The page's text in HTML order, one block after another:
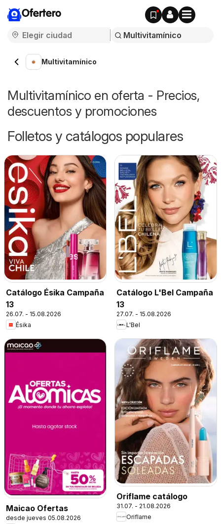
Ofertero
Multivitamínico
Multivitamínico en oferta - Precios,
descuentos y promociones
Folletos y catálogos populares
Catálogo Ésika Campaña
13
26.07. - 15.08.2026
Ésika
Catálogo L'Bel Campaña
13
27.07. - 15.08.2026
L'Bel
Maicao Ofertas
desde jueves 05.08.2026
Oriflame catálogo
31.07. - 21.08.2026
Oriflame